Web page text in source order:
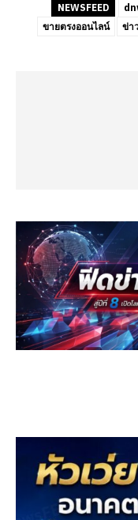
NEWSFEED
ขายตรงออนไลน์
ข่า